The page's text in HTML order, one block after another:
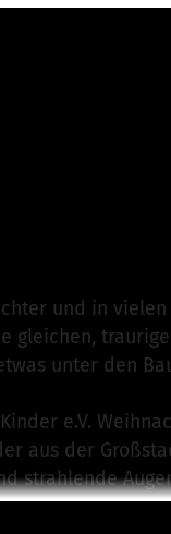
und in
gleichen,
unter den
e.V.
aus der
strahlende